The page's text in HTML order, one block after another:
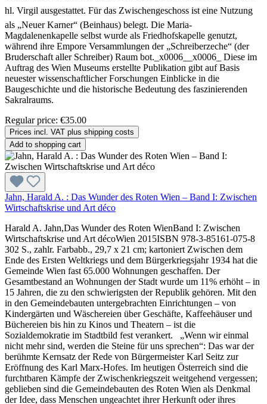
hl. Virgil ausgestattet. Für das Zwischengeschoss ist eine Nutzung
als „Neuer Karner“ (Beinhaus) belegt. Die Maria-
Magdalenenkapelle selbst wurde als Friedhofskapelle genutzt,
während ihre Empore Versammlungen der „Schreiberzeche“ (der
Bruderschaft aller Schreiber) Raum bot._x0006__x0006_ Diese im
Auftrag des Wien Museums erstellte Publikation gibt auf Basis
neuester wissenschaftlicher Forschungen Einblicke in die
Baugeschichte und die historische Bedeutung des faszinierenden
Sakralraums.
Regular price: €35.00
Prices incl. VAT plus shipping costs
Add to shopping cart
Jahn, Harald A. : Das Wunder des Roten Wien – Band I: Zwischen
Wirtschaftskrise und Art déco
Harald A. Jahn,Das Wunder des Roten WienBand I: Zwischen
Wirtschaftskrise und Art décoWien 2015ISBN 978-3-85161-075-8
302 S., zahlr. Farbabb., 29,7 x 21 cm; kartoniert Zwischen dem
Ende des Ersten Weltkriegs und dem Bürgerkriegsjahr 1934 hat die
Gemeinde Wien fast 65.000 Wohnungen geschaffen. Der
Gesamtbestand an Wohnungen der Stadt wurde um 11% erhöht – in
15 Jahren, die zu den schwierigsten der Republik gehören. Mit den
in den Gemeindebauten untergebrachten Einrichtungen – von
Kindergärten und Wäschereien über Geschäfte, Kaffeehäuser und
Büchereien bis hin zu Kinos und Theatern – ist die
Sozialdemokratie im Stadtbild fest verankert. „Wenn wir einmal
nicht mehr sind, werden die Steine für uns sprechen“: Das war der
berühmte Kernsatz der Rede von Bürgermeister Karl Seitz zur
Eröffnung des Karl Marx-Hofes. Im heutigen Österreich sind die
furchtbaren Kämpfe der Zwischenkriegszeit weitgehend vergessen;
geblieben sind die Gemeindebauten des Roten Wien als Denkmal
der Idee, dass Menschen ungeachtet ihrer Herkunft oder ihres